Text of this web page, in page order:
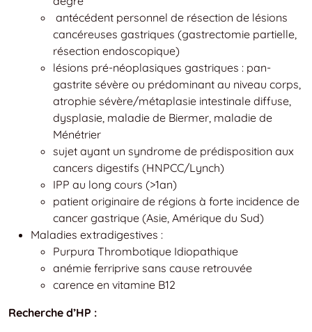
antécédent personnel de résection de lésions
cancéreuses gastriques (gastrectomie partielle,
résection endoscopique)
lésions pré-néoplasiques gastriques : pan-
gastrite sévère ou prédominant au niveau corps,
atrophie sévère/métaplasie intestinale diffuse,
dysplasie, maladie de Biermer, maladie de
Ménétrier
sujet ayant un syndrome de prédisposition aux
cancers digestifs (HNPCC/Lynch)
IPP au long cours (>1an)
patient originaire de régions à forte incidence de
cancer gastrique (Asie, Amérique du Sud)
Maladies extradigestives :
Purpura Thrombotique Idiopathique
anémie ferriprive sans cause retrouvée
carence en vitamine B12
Recherche d’HP :